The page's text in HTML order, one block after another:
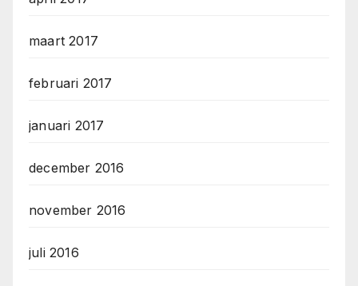
maart 2017
februari 2017
januari 2017
december 2016
november 2016
juli 2016